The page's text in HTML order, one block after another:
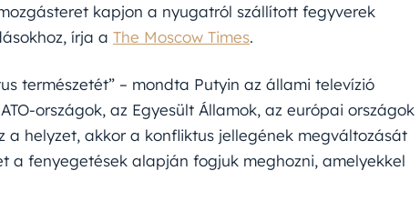
kapjon a nyugatról szállított fegyverek
írja a The Moscow Times.
természetét” – mondta Putyin az állami televízió
országok, az Egyesült Államok, az európai országok
a helyzet, akkor a konfliktus jellegének megváltozását
a fenyegetések alapján fogjuk meghozni, amelyekkel